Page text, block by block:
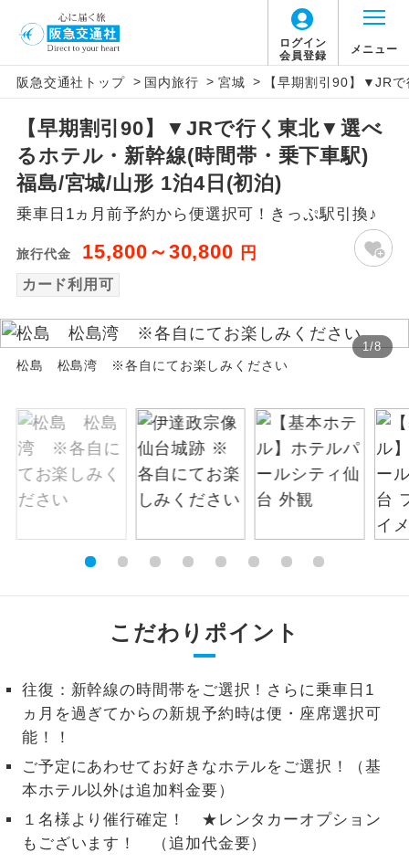
ログイン
会員登録
メニュー
阪急交通社トップ > 国内旅行 > 宮城 > 【早期割引90】▼JR
【早期割引90】▼JRで行く東北▼選べ
るホテル・新幹線(時間帯・乗下車駅)
福島/宮城/山形 1泊4日(初泊)
乗車日1ヵ月前予約から便選択可！きっぷ駅引換♪
旅行代金 15,800～30,800 円
カード利用可
1/8
松島 松島湾 ※各自にてお楽しみください
こだわりポイント
往復：新幹線の時間帯をご選択！さらに乗車日1
ヵ月を過ぎてからの新規予約時は便・座席選択可
能！！
ご予定にあわせてお好きなホテルをご選択！（基
本ホテル以外は追加料金要）
１名様より催行確定！ ★レンタカーオプション
もございます！ （追加代金要）
アイコン 説明
添乗員同行
往路出発空港（駅）から復路到着空港
（駅）まで同行します。
現地添乗員同
行
現地到着空港（駅）から最終日出発空港
（駅）まで添乗員が同行します。
務
バスガイドが乗務し、車内での観光案内
新コース 初登場のコースです。
絶景 絶景スポットに立ち寄るコースです。
温泉地にも宿泊するコースです。
ご宿泊ホテルに露天風呂が付いていま
す。
大浴場
く）
お部屋食
お部屋にてゆっくりとお召し上がりいた
トラベルイヤ
ホン
周りの音を気にせず、ガイドさんの説明
1名様催行
1名様から出発可能な個人型プランで